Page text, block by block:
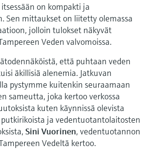
on kompakti ja
Sen mittaukset on liitetty olemassa
jolloin tulokset näkyvät
Veden valvomoissa.
että puhtaan veden
äkillisiä alenemia. Jatkuvan
pystymme kuitenkin seuraamaan
sameutta, joka kertoo verkossa
kuten käynnissä olevista
putkirikoista ja vedentuotantolaitosten
Sini Vuorinen, vedentuotannon
Vedeltä kertoo.